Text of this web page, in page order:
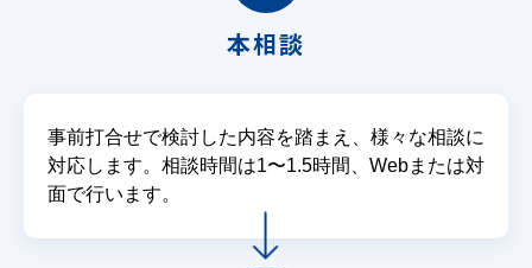
本相談
事前打合せで検討した内容を踏まえ、様々な相談に
対応します。相談時間は1〜1.5時間、Webまたは対
面で行います。